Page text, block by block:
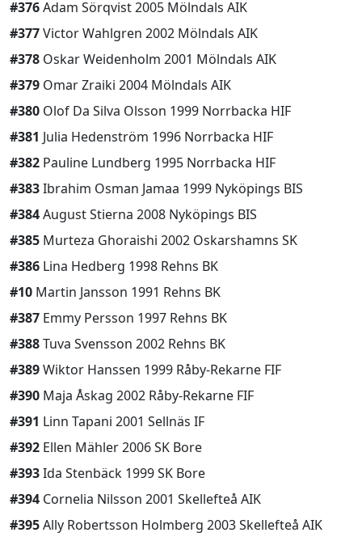
#376Adam Sörqvist 2005 Mölndals AIK
#377Victor Wahlgren 2002 Mölndals AIK
#378 Oskar Weidenholm 2001 Mölndals AIK
#379 Omar Zraiki 2004 Mölndals AIK
#380 Olof Da Silva Olsson 1999 Norrbacka HIF
#381 Julia Hedenström 1996 Norrbacka HIF
#382 Pauline Lundberg 1995 Norrbacka HIF
#383Ibrahim Osman Jamaa 1999 Nyköpings BIS
#384August Stierna 2008 Nyköpings BIS
#385 Murteza Ghoraishi 2002 Oskarshamns SK
#386 Lina Hedberg 1998 Rehns BK
#10 Martin Jansson 1991 Rehns BK
#387 Emmy Persson 1997 Rehns BK
#388Tuva Svensson 2002 Rehns BK
#389Wiktor Hanssen 1999 Råby-Rekarne FIF
#390 Maja Åskag 2002 Råby-Rekarne FIF
#391 Linn Tapani 2001 Sellnäs IF
#392 Ellen Mähler 2006 SK Bore
#393Ida Stenbäck 1999 SK Bore
#394 Cornelia Nilsson 2001 Skellefteå AIK
#395Ally Robertsson Holmberg 2003 Skellefteå AIK